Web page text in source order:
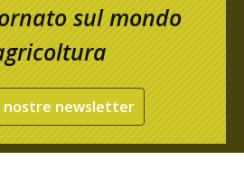
sul mondo
nostre newsletter